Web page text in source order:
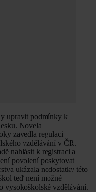
upravit podmínky k
Novela
zavedla regulaci
vzdělávání v ČR.
nahlásit k registraci a
povolení poskytovat
ukázala nedostatky této
teď není možné
vysokoškolské vzdělávání.